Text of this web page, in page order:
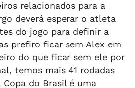
relacionados para a
deverá esperar o atleta
do jogo para definir a
prefiro ficar sem Alex em
do que ficar sem ele por
temos mais 41 rodadas
do Brasil é uma